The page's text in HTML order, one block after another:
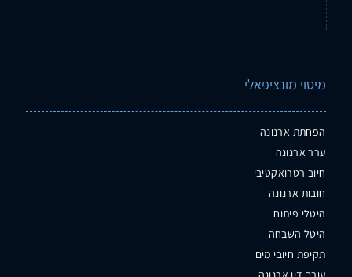
מיסוי מונציפאלי
הפחתת ארנונה
ערר ארנונה
חיוב רטרואקטיבי
חובות ארנונה
היטלי פיתוח
היטל השבחה
תקיפת חיובי מים